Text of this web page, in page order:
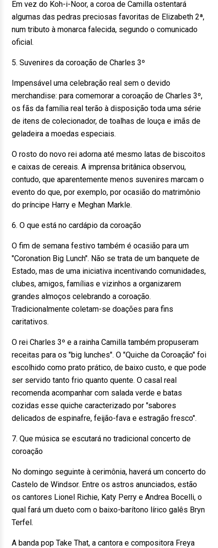
Em vez do Koh-i-Noor, a coroa de Camilla ostentará
algumas das pedras preciosas favoritas de Elizabeth 2ª,
num tributo à monarca falecida, segundo o comunicado
oficial.
5. Suvenires da coroação de Charles 3º
Impensável uma celebração real sem o devido
merchandise: para comemorar a coroação de Charles 3º,
os fãs da família real terão à disposição toda uma série
de itens de colecionador, de toalhas de louça e imãs de
geladeira a moedas especiais.
O rosto do novo rei adorna até mesmo latas de biscoitos
e caixas de cereais. A imprensa britânica observou,
contudo, que aparentemente menos suvenires marcam o
evento do que, por exemplo, por ocasião do matrimônio
do príncipe Harry e Meghan Markle.
6. O que está no cardápio da coroação
O fim de semana festivo também é ocasião para um
"Coronation Big Lunch". Não se trata de um banquete de
Estado, mas de uma iniciativa incentivando comunidades,
clubes, amigos, famílias e vizinhos a organizarem
grandes almoços celebrando a coroação.
Tradicionalmente coletam-se doações para fins
caritativos.
O rei Charles 3º e a rainha Camilla também propuseram
receitas para os "big lunches". O "Quiche da Coroação" foi
escolhido como prato prático, de baixo custo, e que pode
ser servido tanto frio quanto quente. O casal real
recomenda acompanhar com salada verde e batas
cozidas esse quiche caracterizado por "sabores
delicados de espinafre, feijão-fava e estragão fresco".
7. Que música se escutará no tradicional concerto de
coroação
No domingo seguinte à cerimônia, haverá um concerto do
Castelo de Windsor. Entre os astros anunciados, estão
os cantores Lionel Richie, Katy Perry e Andrea Bocelli, o
qual fará um dueto com o baixo-barítono lírico galês Bryn
Terfel.
A banda pop Take That, a cantora e compositora Freya